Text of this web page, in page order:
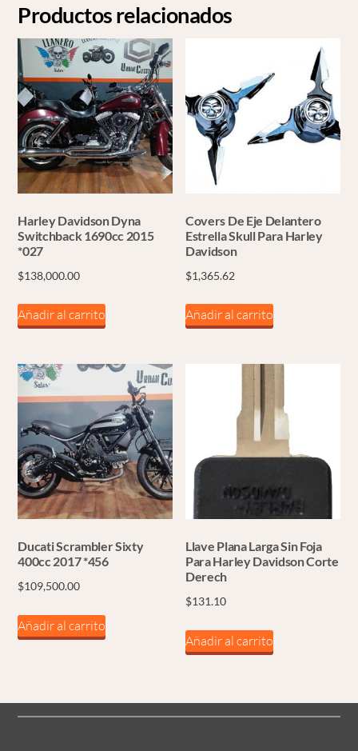
Productos relacionados
Harley Davidson Dyna
Switchback 1690cc 2015
*027
$138,000.00
Añadir al carrito
Covers De Eje Delantero
Estrella Skull Para Harley
Davidson
$1,365.62
Añadir al carrito
Ducati Scrambler Sixty
400cc 2017 *456
$109,500.00
Añadir al carrito
Llave Plana Larga Sin Foja
Para Harley Davidson Corte
Derech
$131.10
Añadir al carrito